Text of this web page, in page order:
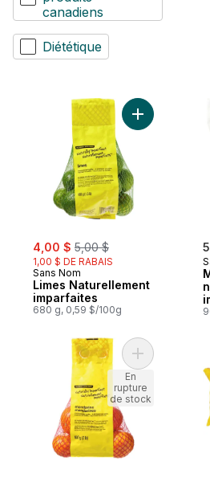
canadiens
Diététique
sale:
4,00 $ , formerly:
5,00 $
1,00 $ DE RABAIS
Sans Nom
Limes Naturellement
imparfaites
680 g, 0,59 $/100g
Ajouter
Ajouter
En
rupture
de stock